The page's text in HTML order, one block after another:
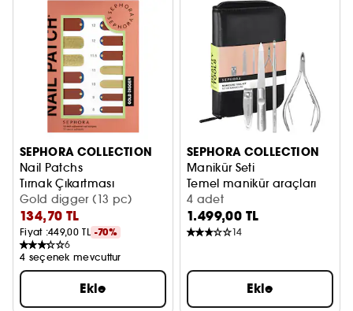
SEPHORA COLLECTION
Nail Patchs
Tırnak Çıkartması
Gold digger (13 pc)
134,70 TL
Fiyat :449,00 TL -70%
6
4 seçenek mevcuttur
Ekle
SEPHORA COLLECTION
Manikür Seti
Temel manikür araçları
4 adet
1.499,00 TL
14
Ekle